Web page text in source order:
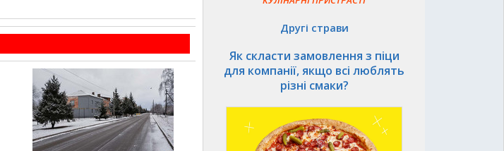
Другі страви
Як скласти замовлення з піци
для компанії, якщо всі люблять
різні смаки?